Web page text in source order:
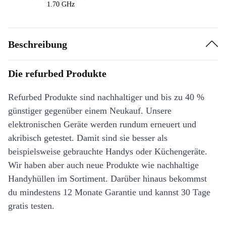
1.70 GHz
Beschreibung
Die refurbed Produkte
Refurbed Produkte sind nachhaltiger und bis zu 40 %
günstiger gegenüber einem Neukauf. Unsere
elektronischen Geräte werden rundum erneuert und
akribisch getestet. Damit sind sie besser als
beispielsweise gebrauchte Handys oder Küchengeräte.
Wir haben aber auch neue Produkte wie nachhaltige
Handyhüllen im Sortiment. Darüber hinaus bekommst
du mindestens 12 Monate Garantie und kannst 30 Tage
gratis testen.